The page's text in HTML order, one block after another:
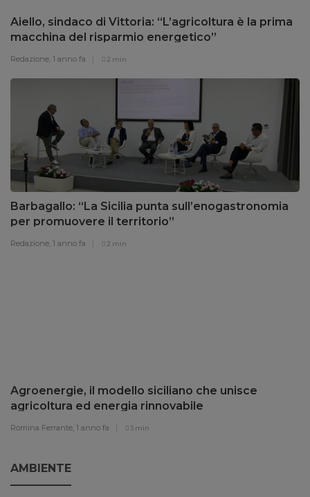
Aiello, sindaco di Vittoria: “L’agricoltura è la prima
macchina del risparmio energetico”
Redazione, 1 anno fa 2 min
Barbagallo: “La Sicilia punta sull’enogastronomia
per promuovere il territorio”
Redazione, 1 anno fa 2 min
Agroenergie, il modello siciliano che unisce
agricoltura ed energia rinnovabile
Romina Ferrante, 1 anno fa 3 min
AMBIENTE